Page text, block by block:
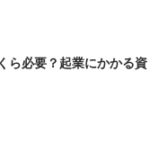
ら必要？起業にかかる資